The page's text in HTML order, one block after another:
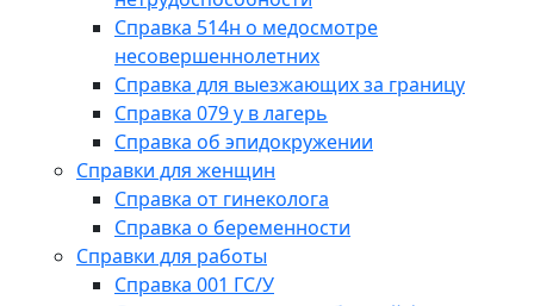
Справка 514н о медосмотре
несовершеннолетних
Справка для выезжающих за границу
Справка 079 у в лагерь
Справка об эпидокружении
Справки для женщин
Справка от гинеколога
Справка о беременности
Справки для работы
Справка 001 ГС/У